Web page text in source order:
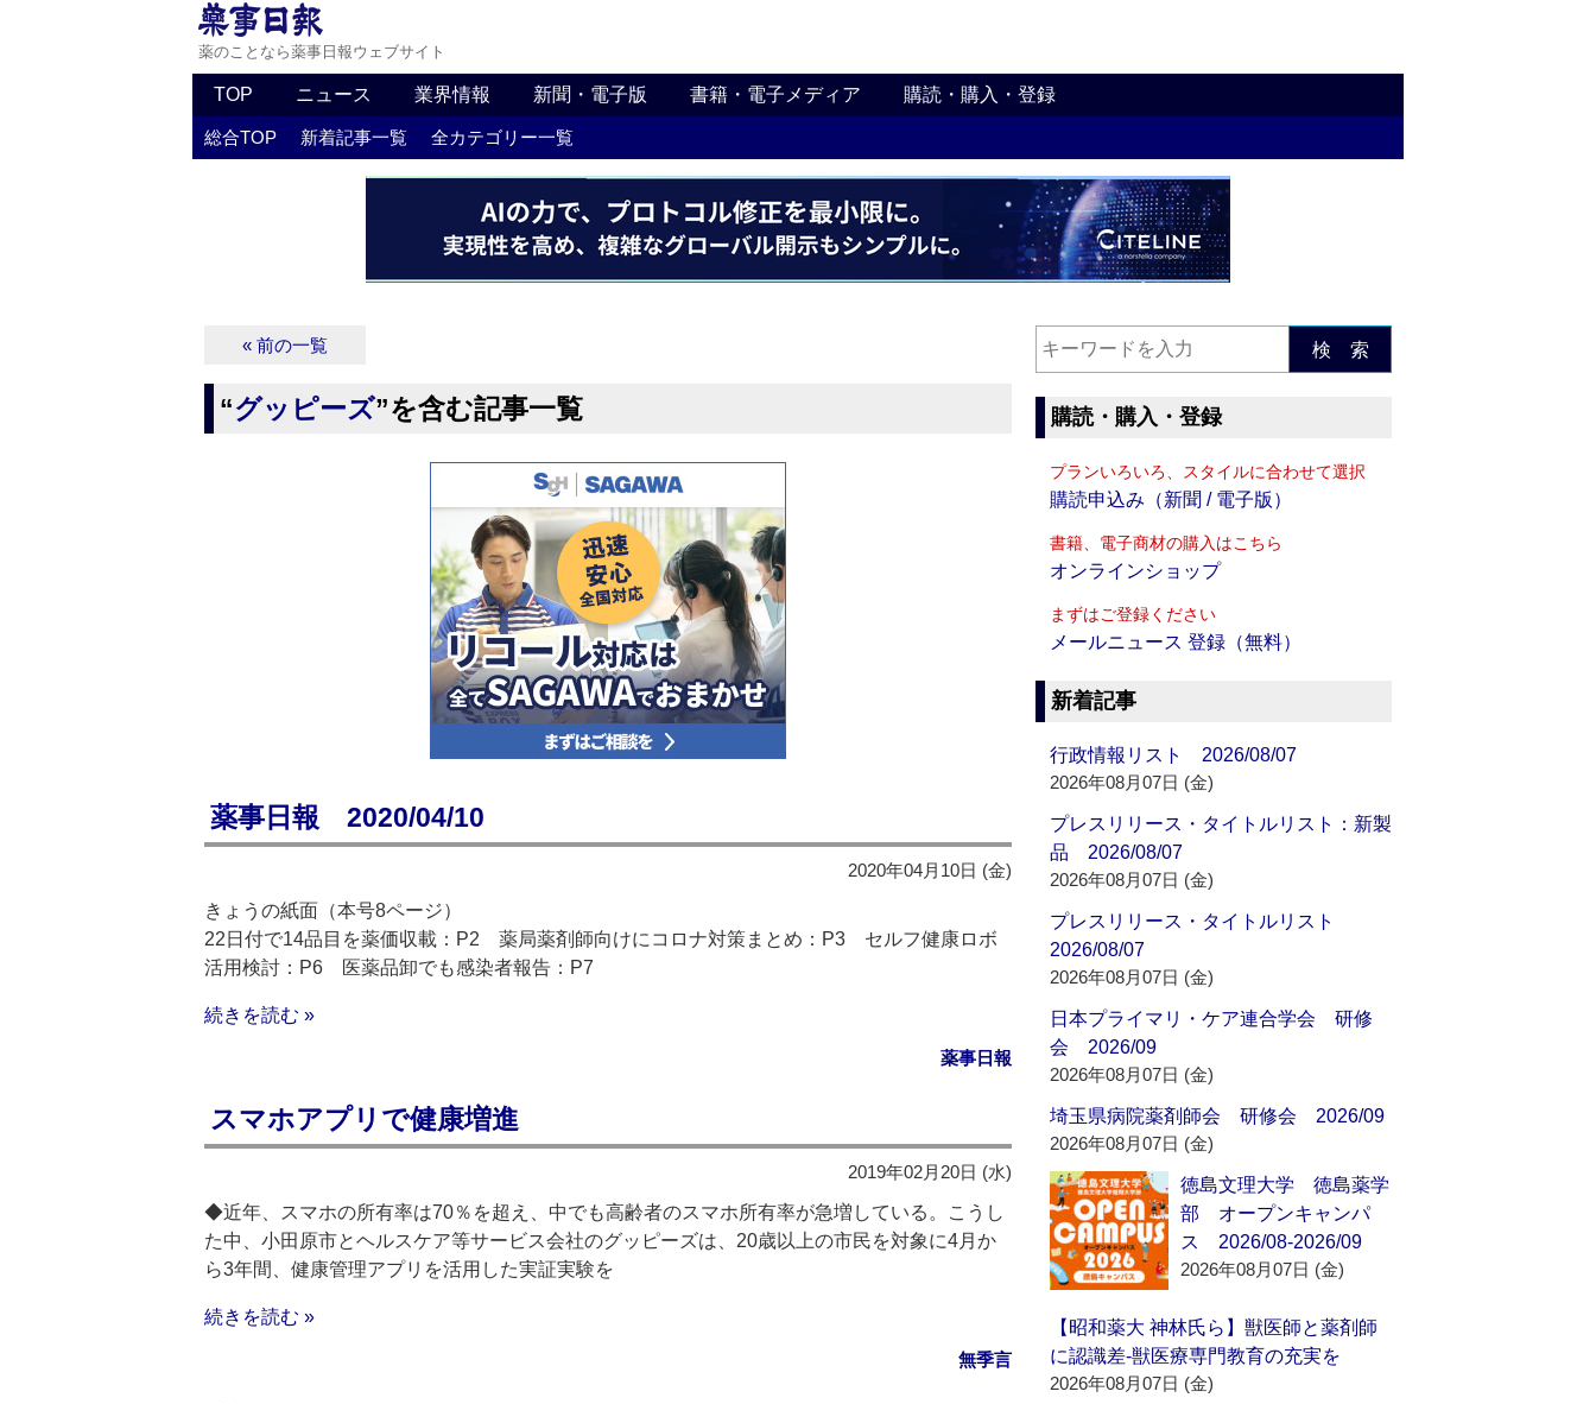
薬のことなら薬事日報ウェブサイト
TOP ニュース 業界情報 新聞・電子版 書籍・電子メディア 購読・購入・登録
総合TOP 新着記事一覧 全カテゴリー一覧
« 前の一覧
“グッピーズ”を含む記事一覧
薬事日報 2020/04/10
2020年04月10日 (金)
きょうの紙面（本号8ページ）
22日付で14品目を薬価収載：P2 薬局薬剤師向けにコロナ対策まとめ：P3 セルフ健康ロボ
活用検討：P6 医薬品卸でも感染者報告：P7
続きを読む »
薬事日報
スマホアプリで健康増進
2019年02月20日 (水)
◆近年、スマホの所有率は70％を超え、中でも高齢者のスマホ所有率が急増している。こうし
た中、小田原市とヘルスケア等サービス会社のグッピーズは、20歳以上の市民を対象に4月か
ら3年間、健康管理アプリを活用した実証実験を
続きを読む »
無季言
検 索
購読・購入・登録
プランいろいろ、スタイルに合わせて選択
購読申込み（新聞 / 電子版）
書籍、電子商材の購入はこちら
オンラインショップ
まずはご登録ください
メールニュース 登録（無料）
新着記事
行政情報リスト 2026/08/07
2026年08月07日 (金)
プレスリリース・タイトルリスト：新製
品 2026/08/07
2026年08月07日 (金)
プレスリリース・タイトルリスト
2026/08/07
2026年08月07日 (金)
日本プライマリ・ケア連合学会 研修
会 2026/09
2026年08月07日 (金)
埼玉県病院薬剤師会 研修会 2026/09
2026年08月07日 (金)
徳島文理大学 徳島薬学
部 オープンキャンパ
ス 2026/08-2026/09
2026年08月07日 (金)
【昭和薬大 神林氏ら】獣医師と薬剤師
に認識差‐獣医療専門教育の充実を
2026年08月07日 (金)